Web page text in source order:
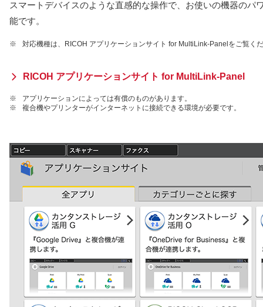
スマートデバイスのような直感的な操作で、お使いの機器のパ
能です。
※ 対応機種は、RICOH アプリケーションサイト for MultiLink-Panelをご覧く
RICOH アプリケーションサイト for MultiLink-Panel
※
アプリケーションによっては有償のものがあります。
※
複合機やプリンターがインターネットに接続できる環境が必要です。